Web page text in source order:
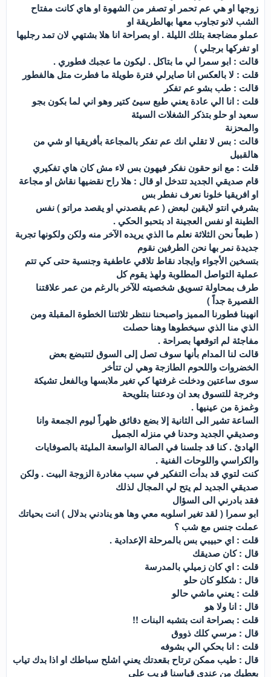
زوجها او هي عم تحمر او تصفر من الشهوة او هاي كانت مفتاح
الشب لانو تجاوب معها بهالطريقة او
عملو مضاجعة بتلك الليلة . او بصراحة انا هلا بشتهي لان تمد رجليها
او تفركها برجلي )
قالت : ابو سمرا لي ما بتاكل . ليكون ما عجبك فطوري .
قلت : لا بالعكس انا صايرلي فترة طويلة ما فطرت متل هالفطور
قالت : طب بشو عم تفكر
قلت : انا الي عادة يعني طبع سيئ كتير وهو اني لما بكون بجو
سعيد او حلو بتذكر الشغلات السيئة
والمحزنة
قالت : بس لا تقلي انك عم تفكر بالمجاعة بأفريقيا او شي من
هالقبيل
قلت : مع انو حقون نفكر فيهون بس لاء مش كان هاي تفكيري
قام صديقي الجديد تتدخل او قال : هلا راح نقضيها نقاش او مجاعة
او افريقيا خلونا نعرف نفطر بس
بشرفي انتو لايقين لبعض ( عم يقصدني او يقصد مراتو ) نفس
الطينة او نفس العجينة اد بتحبو الحكي .
( طبعاً نحن الثلاثة نعلم ما الذي يريده الآخر منه ولكن ولكونها تجربة
جديدة نمر بها نحن الطرفين نقوم
بتسخين الأجواء وايجاد نقاط تلاقي عاطفية وجنسية حتى كي تتم
عملية التواصل المطلوبة ولهذ يقوم كل
طرف بمحاولة تسويق شخصيته للآخر بالرغم من عمر علاقتنا
القصيرة جداً )
انهينا فطورنا المميز واصبحنا ننتظر ثلاثتنا الخطوة المقبلة ومن
الذي منا الذي سيخطوها وهنا حصلت
مفاجئة لم اتوقعها بصراحة .
قالت لنا المدام بأنها سوف تصل إلى السوق لتتبضع بعض
الخضروات واللحوم الطازجة وهي لن تتأخر
سوى ساعتين ودخلت غرفتها كي تغير ملابسها وبالفعل تشيكة
وخرجة للتسوق بعد ان ودعتنا بتلويحة
وغمزة من عينيها .
الساعة تشير الى الثانية إلا بضع دقائق ظهراً ليوم الجمعة وانا
وصديقي الجديد وحدنا في منزله الجميل
الهادئ . كنا قد جلسنا في الصالة الواسعة المليئة بالصوفايات
والكراسي واللوحات الفنية .
كنت لتوي قد بدأت التفكير في سبب مغادرة الزوجة البيت . ولكن
صديقي الجديد لم يتح لي المجال لذلك
فقد بادرني الى السؤال
ابو سمرا ( لقد تغير اسلوبه معي وها هو ينادني بدلال ) انت بحياتك
عملت جنس مع شب ؟
قلت : اي حبيبي بس بالمرحلة الإعدادية .
قال : كان صديقك
قلت : اي كان زميلي بالمدرسة
قال : شكلو كان حلو
قلت : يعني ماشي حالو
قال : انا ولا هو
قلت : بصراحة انت بتشبه البنات !!
قال : مرسي كلك ذووق
قلت : انا بحكي الي بشوفه
قال : طيب ممكن ترتاح بقعدتك يعني اشلح سباطك او اذا بدك تياب
بعطيك من عندي قياسنا قريب على